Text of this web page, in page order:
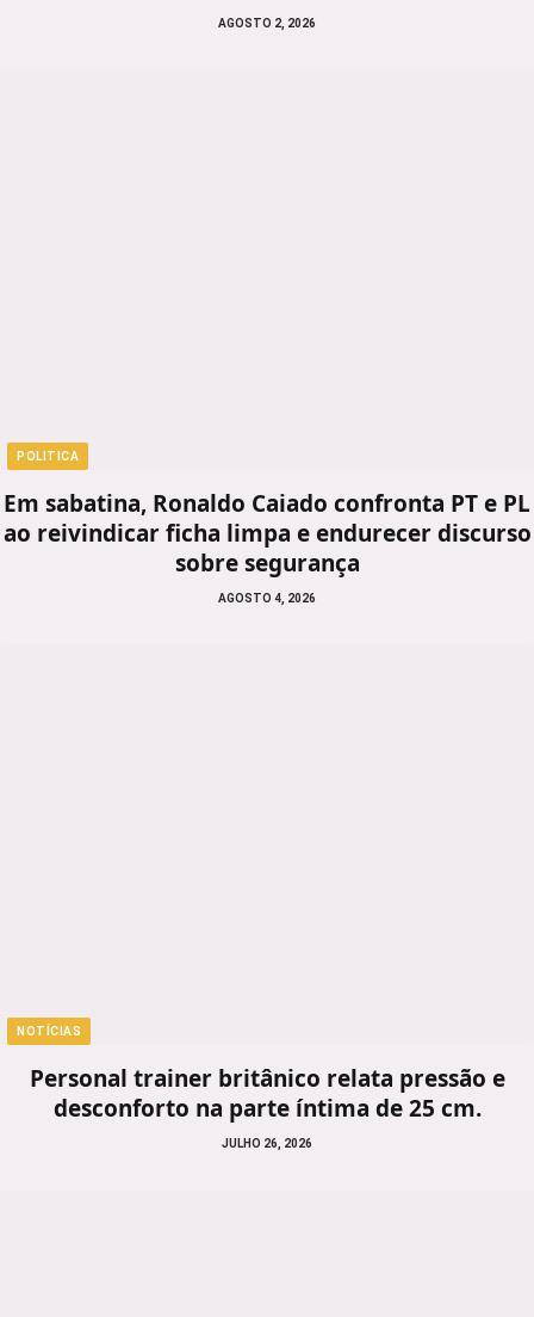
AGOSTO 2, 2026
POLITICA
Em sabatina, Ronaldo Caiado confronta PT e PL
ao reivindicar ficha limpa e endurecer discurso
sobre segurança
AGOSTO 4, 2026
NOTÍCIAS
Personal trainer britânico relata pressão e
desconforto na parte íntima de 25 cm.
JULHO 26, 2026